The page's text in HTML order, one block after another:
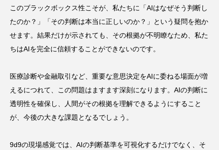
このブラックボックス性こそが、私たちに「AIはなぜそう判断し
たのか？」「その判断は本当に正しいのか？」という疑問を抱か
せます。結果だけが示されても、その根拠が不明瞭なため、私た
ちはAIを完全に信頼することができないのです。
医療診断や金融取引など、重要な意思決定をAIに委ねる場面が増
えるにつれて、この問題はますます深刻になります。AIの判断に
透明性を確保し、人間がその根拠を理解できるようにすること
が、今後の大きな課題となるでしょう。
9d9の現場感覚では、AIの判断基準を可視化するだけでなく、そ